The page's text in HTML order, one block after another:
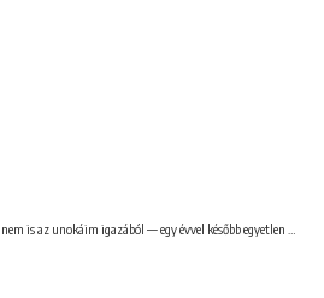
unokáim igazából — egy évvel később egyetlen üzenet teljesen összetört